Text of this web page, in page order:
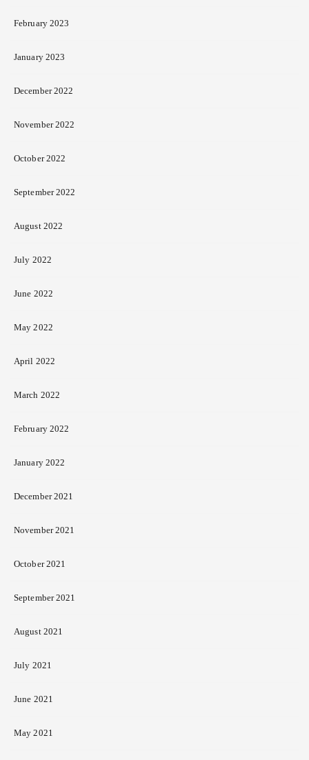
February 2023
January 2023
December 2022
November 2022
October 2022
September 2022
August 2022
July 2022
June 2022
May 2022
April 2022
March 2022
February 2022
January 2022
December 2021
November 2021
October 2021
September 2021
August 2021
July 2021
June 2021
May 2021